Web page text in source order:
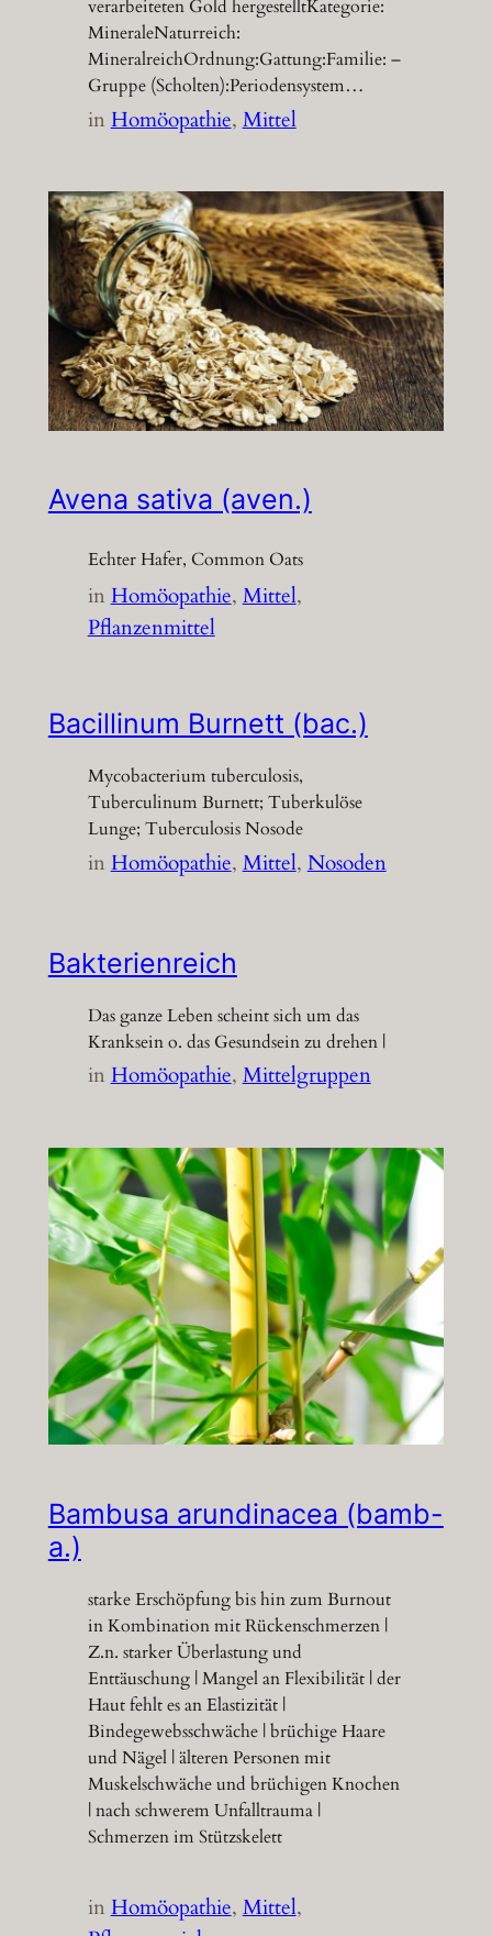
verarbeiteten Gold hergestelltKategorie:
MineraleNaturreich:
MineralreichOrdnung:Gattung:Familie: –
Gruppe (Scholten):Periodensystem…
inHomöopathie, Mittel
Avena sativa (aven.)
Echter Hafer, Common Oats
inHomöopathie, Mittel
Pflanzenmittel
Bacillinum Burnett (bac.)
Mycobacterium tuberculosis,
Tuberculinum Burnett; Tuberkulöse
Lunge; Tuberculosis Nosode
inHomöopathie, Mittel, Nosoden
Bakterienreich
Das ganze Leben scheint sich um das
Kranksein o. das Gesundsein zu drehen |
inHomöopathie, Mittelgruppen
Bambusa arundinacea (bamb-
a.)
starke Erschöpfung bis hin zum Burnout
in Kombination mit Rückenschmerzen |
Z.n. starker Überlastung und
Enttäuschung | Mangel an Flexibilität | der
Haut fehlt es an Elastizität |
Bindegewebsschwäche | brüchige Haare
und Nägel | älteren Personen mit
Muskelschwäche und brüchigen Knochen
| nach schwerem Unfalltrauma |
Schmerzen im Stützskelett
inHomöopathie, Mittel